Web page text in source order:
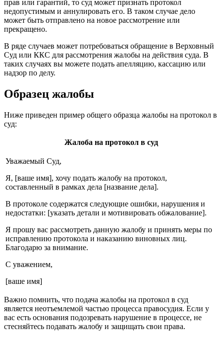
прав или гарантий, то суд может признать протокол
недопустимым и аннулировать его. В таком случае дело
может быть отправлено на новое рассмотрение или
прекращено.
В ряде случаев может потребоваться обращение в Верховный
Суд или ККС для рассмотрения жалобы на действия суда. В
таких случаях вы можете подать апелляцию, кассацию или
надзор по делу.
Образец жалобы
Ниже приведен пример общего образца жалобы на протокол в
суд:
Жалоба на протокол в суд
Уважаемый Суд,
Я, [ваше имя], хочу подать жалобу на протокол,
составленный в рамках дела [название дела].
В протоколе содержатся следующие ошибки, нарушения и
недостатки: [указать детали и мотивировать обжалование].
Я прошу вас рассмотреть данную жалобу и принять меры по
исправлению протокола и наказанию виновных лиц.
Благодарю за внимание.
С уважением,
[ваше имя]
Важно помнить, что подача жалобы на протокол в суд
является неотъемлемой частью процесса правосудия. Если у
вас есть основания подозревать нарушение в процессе, не
стесняйтесь подавать жалобу и защищать свои права.